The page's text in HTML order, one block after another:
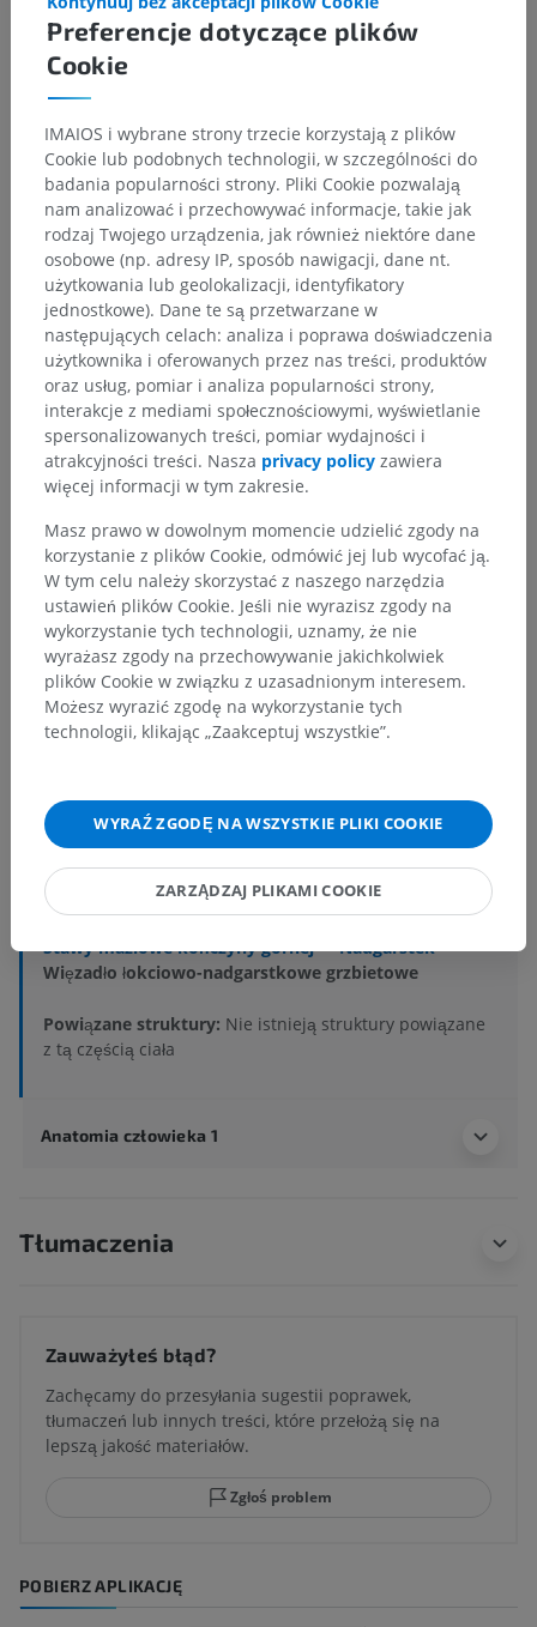
Hierarchia anatomiczna
Anatomia człowieka 2
Ciało ludzkie> Układy mięśniowo-szkieletowe>
Stawy
Stawy kończyny górnej>
Stawy wolne kończyny górnej>
Stawy maziowe kończyny górnej> Nadgarstek>
Więzadło łokciowo-nadgarstkowe grzbietowe
Powiązane struktury: Nie istnieją struktury powiązane
z tą częścią ciała
Anatomia człowieka 1
Tłumaczenia
Zauważyłeś błąd?
Zachęcamy do przesyłania sugestii poprawek,
tłumaczeń lub innych treści, które przełożą się na
lepszą jakość materiałów.
Zgłoś problem
POBIERZ APLIKACJĘ
Preferencje dotyczące plików
Cookie
IMAIOS i wybrane strony trzecie korzystają z plików
Cookie lub podobnych technologii, w szczególności do
badania popularności strony. Pliki Cookie pozwalają
nam analizować i przechowywać informacje, takie jak
rodzaj Twojego urządzenia, jak również niektóre dane
osobowe (np. adresy IP, sposób nawigacji, dane nt.
użytkowania lub geolokalizacji, identyfikatory
jednostkowe). Dane te są przetwarzane w
następujących celach: analiza i poprawa doświadczenia
użytkownika i oferowanych przez nas treści, produktów
oraz usług, pomiar i analiza popularności strony,
interakcje z mediami społecznościowymi, wyświetlanie
spersonalizowanych treści, pomiar wydajności i
atrakcyjności treści. Nasza privacy policy zawiera
więcej informacji w tym zakresie.
Masz prawo w dowolnym momencie udzielić zgody na
korzystanie z plików Cookie, odmówić jej lub wycofać ją.
W tym celu należy skorzystać z naszego narzędzia
ustawień plików Cookie. Jeśli nie wyrazisz zgody na
wykorzystanie tych technologii, uznamy, że nie
wyrażasz zgody na przechowywanie jakichkolwiek
plików Cookie w związku z uzasadnionym interesem.
Możesz wyrazić zgodę na wykorzystanie tych
technologii, klikając „Zaakceptuj wszystkie”.
WYRAŹ ZGODĘ NA WSZYSTKIE PLIKI COOKIE
ZARZĄDZAJ PLIKAMI COOKIE